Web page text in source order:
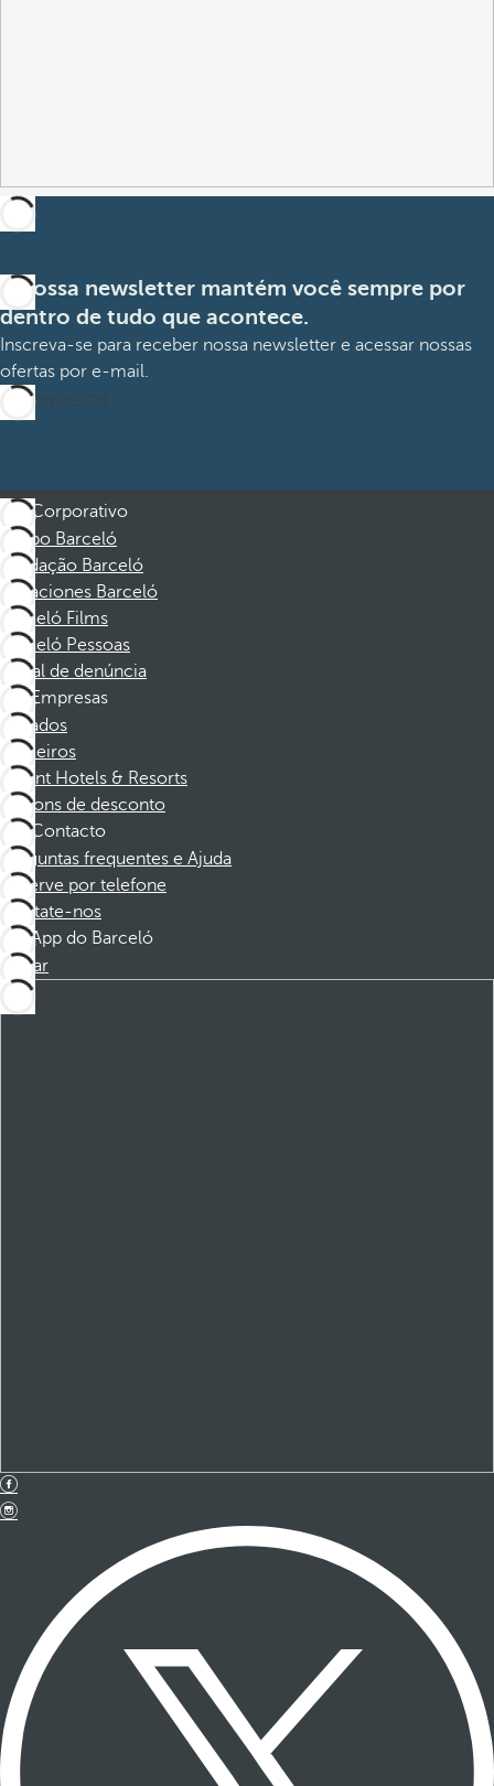
A nossa newsletter mantém você sempre por
dentro de tudo que acontece.
Inscreva-se para receber nossa newsletter e acessar nossas
ofertas por e-mail.
Inscrever-me
Corporativo
Grupo Barceló
Fundação Barceló
Vacaciones Barceló
Barceló Films
Barceló Pessoas
Canal de denúncia
Empresas
Afiliados
Parceiros
Dorint Hotels & Resorts
Cupons de desconto
Contacto
Perguntas frequentes e Ajuda
Reserve por telefone
Contate-nos
App do Barceló
Baixar